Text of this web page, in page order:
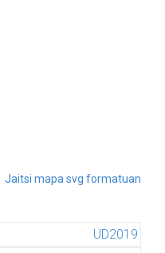
Jaitsi mapa svg formatuan
UD2019